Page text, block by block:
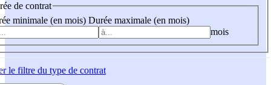
de contrat
minimale (en mois) Durée maximale (en mois)
mois
le filtre du type de contrat